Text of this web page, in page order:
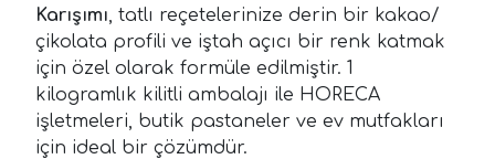
Karışımı, tatlı reçetelerinize derin bir kakao/
çikolata profili ve iştah açıcı bir renk katmak
için özel olarak formüle edilmiştir. 1
kilogramlık kilitli ambalajı ile HORECA
işletmeleri, butik pastaneler ve ev mutfakları
için ideal bir çözümdür.